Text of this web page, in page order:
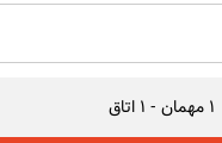
1 مهمان -
1 اتاق